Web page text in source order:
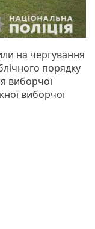
на чергування
порядку
виборчої
виборчої